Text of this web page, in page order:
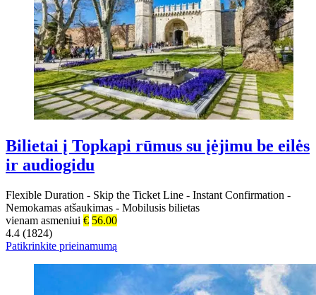
Bilietai į Topkapi rūmus su įėjimu be eilės
ir audiogidu
Flexible Duration - Skip the Ticket Line - Instant Confirmation -
Nemokamas atšaukimas - Mobilusis bilietas
vienam asmeniui € 56.00
4.4 (1824)
Patikrinkite prieinamumą